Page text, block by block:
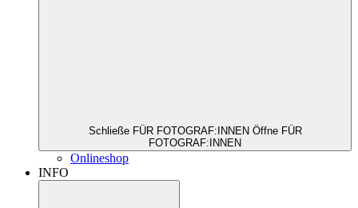
Schließe FÜR FOTOGRAF:INNEN Öffne FÜR
FOTOGRAF:INNEN
Onlineshop
INFO